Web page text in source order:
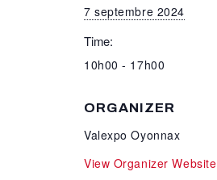
7 septembre 2024
Time:
10h00 - 17h00
ORGANIZER
Valexpo Oyonnax
View Organizer Website